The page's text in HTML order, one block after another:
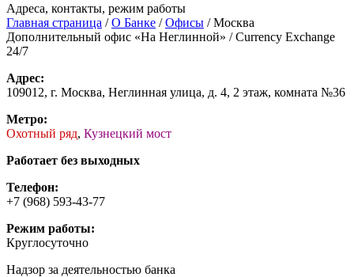
Адреса, контакты, режим работы
Главная страница /О Банке /Офисы /Москва
Дополнительный офис «На Неглинной» / Currency Exchange
24/7
Адрес:
109012, г. Москва, Неглинная улица, д. 4, 2 этаж, комната №36
Метро:
Охотный ряд, Кузнецкий мост
Работает без выходных
Телефон:
+7 (968) 593-43-77
Режим работы:
Круглосуточно
Надзор за деятельностью банка